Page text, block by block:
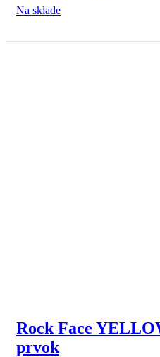
Na sklade
Rock Face
prvok